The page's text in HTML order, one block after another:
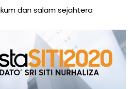
dan salam sejahtera